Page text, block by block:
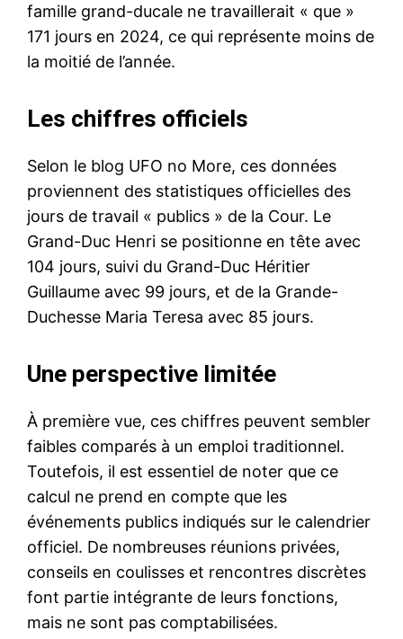
famille grand-ducale ne travaillerait « que »
171 jours en 2024, ce qui représente moins de
la moitié de l’année.
Les chiffres officiels
Selon le blog UFO no More, ces données
proviennent des statistiques officielles des
jours de travail « publics » de la Cour. Le
Grand-Duc Henri se positionne en tête avec
104 jours, suivi du Grand-Duc Héritier
Guillaume avec 99 jours, et de la Grande-
Duchesse Maria Teresa avec 85 jours.
Une perspective limitée
À première vue, ces chiffres peuvent sembler
faibles comparés à un emploi traditionnel.
Toutefois, il est essentiel de noter que ce
calcul ne prend en compte que les
événements publics indiqués sur le calendrier
officiel. De nombreuses réunions privées,
conseils en coulisses et rencontres discrètes
font partie intégrante de leurs fonctions,
mais ne sont pas comptabilisées.